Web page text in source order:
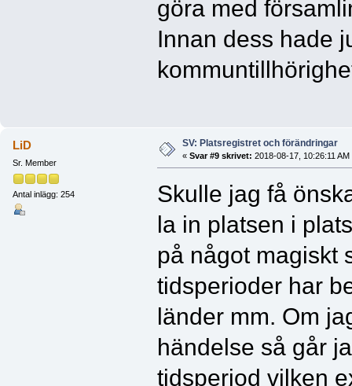
göra med
Innan dess hade
LiD
Sr. Member
Antal inlägg: 254
SV: Platsregistret och förändringar
« Svar #9 skrivet: 2018-08-17, 10:26:11 AM
Skulle jag få
la in platsen i
på något magiskt
tidsperioder har
länder mm. Om
händelse så går
tidsperiod vilken